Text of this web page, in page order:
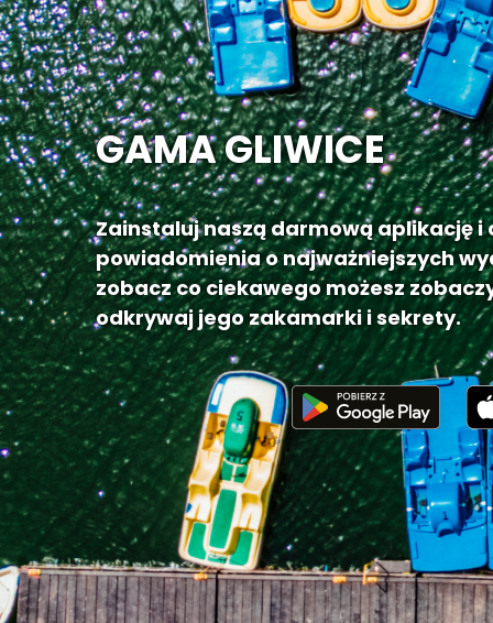
GAMA GLIWICE
Zainstaluj naszą darmową aplikację i
powiadomienia o najważniejszych
zobacz co ciekawego możesz
odkrywaj jego zakamarki i sekrety.